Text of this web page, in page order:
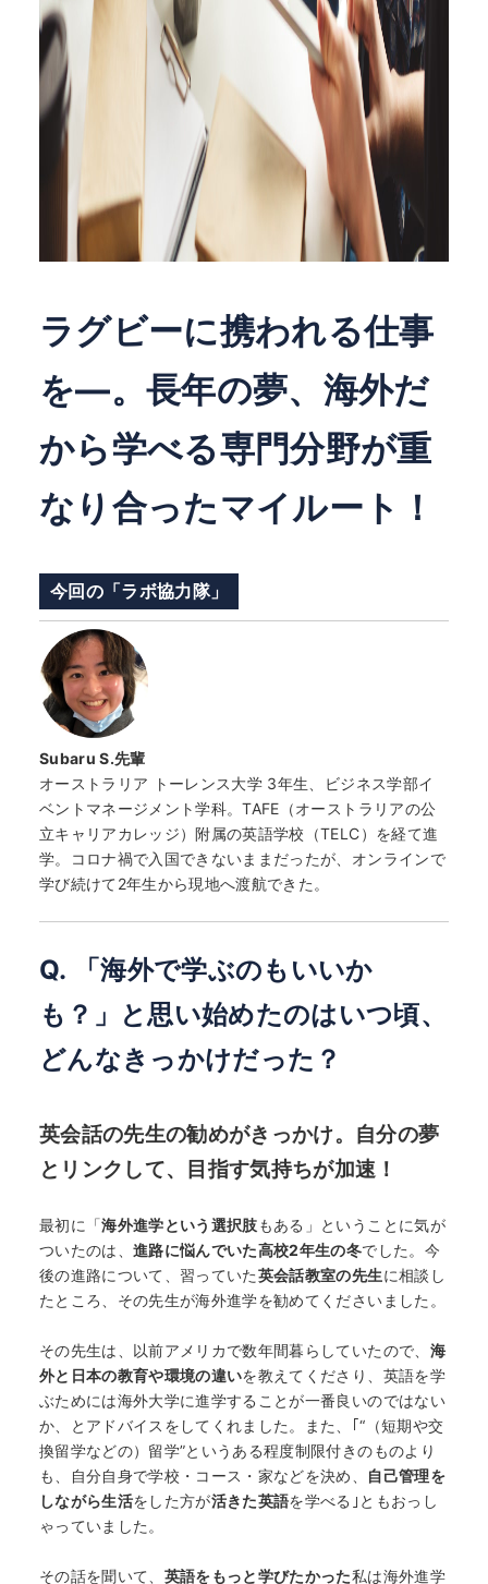
ラグビーに携われる仕事
を―。長年の夢、海外だ
から学べる専門分野が重
なり合ったマイルート！
今回の「ラボ協力隊」
Subaru S.先輩
オーストラリア トーレンス大学 3年生、ビジネス学部イ
ベントマネージメント学科。TAFE（オーストラリアの公
立キャリアカレッジ）附属の英語学校（TELC）を経て進
学。コロナ禍で入国できないままだったが、オンラインで
学び続けて2年生から現地へ渡航できた。
Q. 「海外で学ぶのもいいか
も？」と思い始めたのはいつ頃、
どんなきっかけだった？
英会話の先生の勧めがきっかけ。自分の夢
とリンクして、目指す気持ちが加速！
最初に「海外進学という選択肢もある」ということに気が
ついたのは、 進路に悩んでいた高校2年生の冬でした。今
後の進路について、習っていた英会話教室の先生に相談し
たところ、その先生が海外進学を勧めてくださいました。
その先生は、以前アメリカで数年間暮らしていたので、 海
外と日本の教育や環境の違いを教えてくださり、英語を学
ぶためには海外大学に進学することが一番良いのではない
か、とアドバイスをしてくれました。また、｢“（短期や交
換留学などの）留学”というある程度制限付きのものより
も、自分自身で学校・コース・家などを決め、
自己管理を
しながら生活をした方が活きた英語を学べる｣ともおっし
ゃっていました。
その話を聞いて、 英語をもっと学びたかった私は海外進学